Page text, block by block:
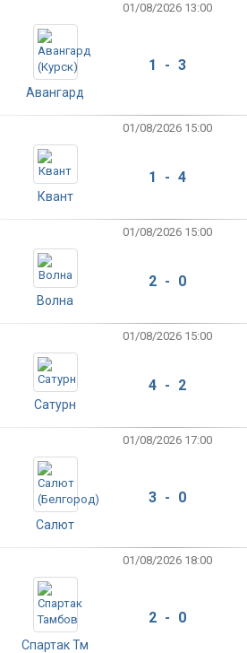
01/08/2026 13:00
Авангард
1 - 3
01/08/2026 15:00
Квант
1 - 4
01/08/2026 15:00
Волна
2 - 0
01/08/2026 15:00
Сатурн
4 - 2
01/08/2026 17:00
Салют
3 - 0
01/08/2026 18:00
Спартак Тм
2 - 0